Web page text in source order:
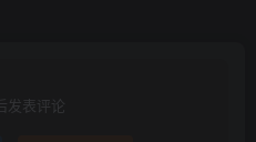
发表评论